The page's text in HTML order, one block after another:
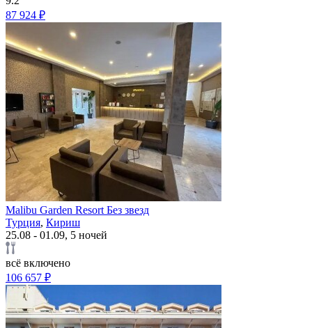
87 924 ₽
Malibu Garden Resort Без звезд
Турция, Кириш
25.08 - 01.09, 5 ночей
всё включено
106 657 ₽